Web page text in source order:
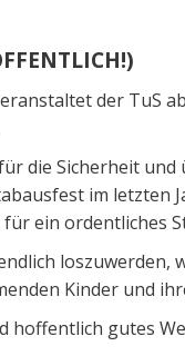
der TuS
die Sicherheit
im letzten
ein ordentliches
Kinder und
hoffentlich gutes